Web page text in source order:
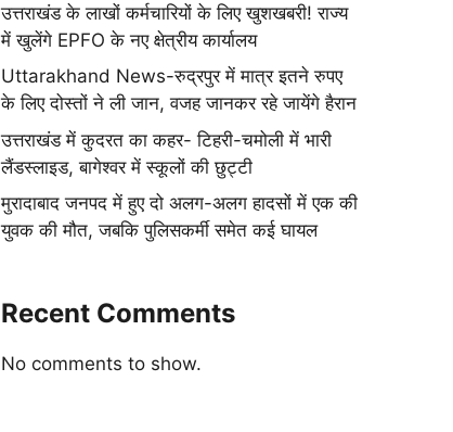
उत्तराखंड के लाखों कर्मचारियों के लिए खुशखबरी! राज्य
में खुलेंगे EPFO के नए क्षेत्रीय कार्यालय
Uttarakhand News-रुद्रपुर में मात्र इतने रुपए
के लिए दोस्तों ने ली जान, वजह जानकर रहे जायेंगे हैरान
उत्तराखंड में कुदरत का कहर- टिहरी-चमोली में भारी
लैंडस्लाइड, बागेश्वर में स्कूलों की छुट्टी
मुरादाबाद जनपद में हुए दो अलग-अलग हादसों में एक की
युवक की मौत, जबकि पुलिसकर्मी समेत कई घायल
Recent Comments
No comments to show.